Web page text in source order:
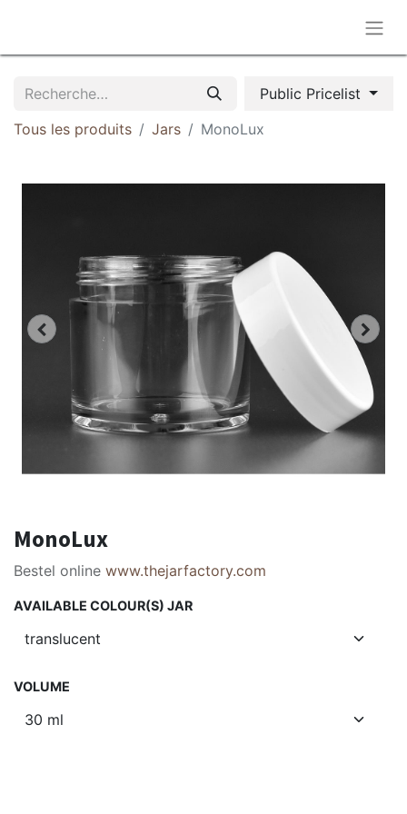
Public Pricelist
Tous les produits
Jars MonoLux
MonoLux
Bestel online www.thejarfactory.com
AVAILABLE COLOUR(S) JAR
VOLUME